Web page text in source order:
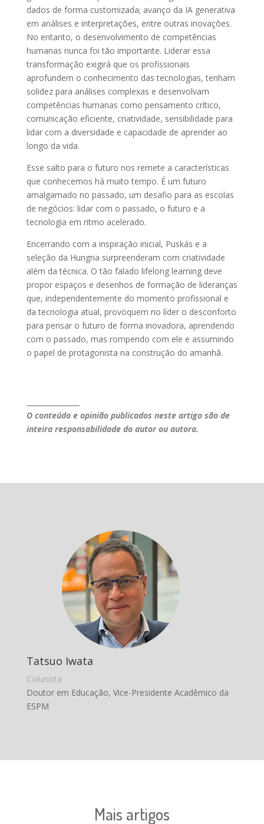
dados de forma customizada; avanço da IA generativa
em análises e interpretações, entre outras inovações.
No entanto, o desenvolvimento de competências
humanas nunca foi tão importante. Liderar essa
transformação exigirá que os profissionais
aprofundem o conhecimento das tecnologias, tenham
solidez para análises complexas e desenvolvam
competências humanas como pensamento crítico,
comunicação eficiente, criatividade, sensibilidade para
lidar com a diversidade e capacidade de aprender ao
longo da vida.
Esse salto para o futuro nos remete a características
que conhecemos há muito tempo. É um futuro
amalgamado no passado, um desafio para as escolas
de negócios: lidar com o passado, o futuro e a
tecnologia em ritmo acelerado.
Encerrando com a inspiração inicial, Puskás e a
seleção da Hungria surpreenderam com criatividade
além da técnica. O tão falado lifelong learning deve
propor espaços e desenhos de formação de lideranças
que, independentemente do momento profissional e
da tecnologia atual, provoquem no líder o desconforto
para pensar o futuro de forma inovadora, aprendendo
com o passado, mas rompendo com ele e assumindo
o papel de protagonista na construção do amanhã.
O conteúdo e opinião publicados neste artigo são de
inteira responsabilidade do autor ou autora.
Tatsuo Iwata
Colunista
Doutor em Educação, Vice-Presidente Acadêmico da
ESPM
Mais artigos